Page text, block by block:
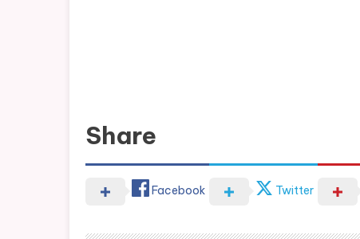
Share
Facebook Twitter